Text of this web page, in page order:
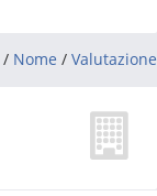
/ Nome / Valutazione